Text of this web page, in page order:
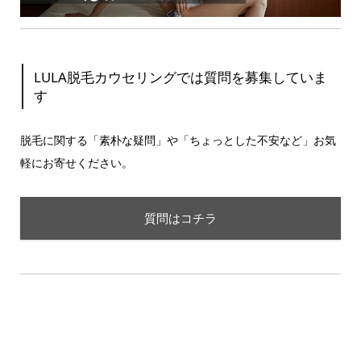
LULA脱毛カウセリングでは質問を募集していま
す
脱毛に関する「素朴な疑問」や「ちょっとした不安など」お気
軽にお寄せください。
質問はコチラ